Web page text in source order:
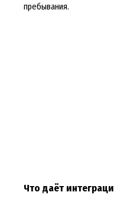
пребывания.
Что даёт